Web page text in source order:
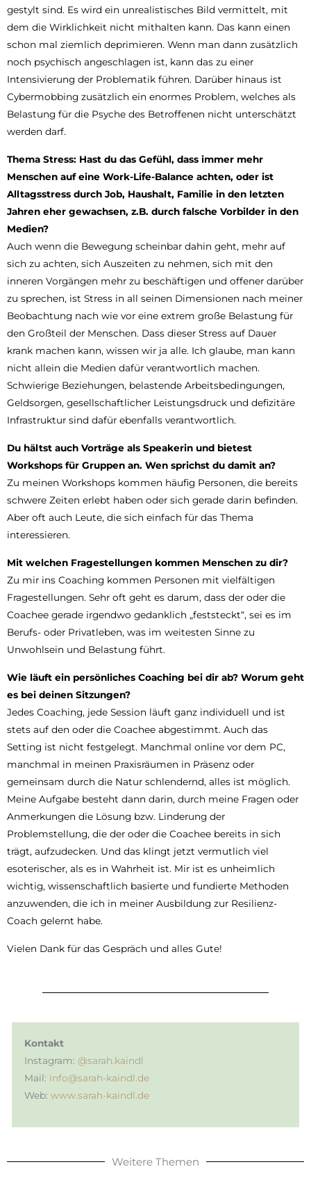
gestylt sind. Es wird ein unrealistisches Bild vermittelt, mit
dem die Wirklichkeit nicht mithalten kann. Das kann einen
schon mal ziemlich deprimieren. Wenn man dann zusätzlich
noch psychisch angeschlagen ist, kann das zu einer
Intensivierung der Problematik führen. Darüber hinaus ist
Cybermobbing zusätzlich ein enormes Problem, welches als
Belastung für die Psyche des Betroffenen nicht unterschätzt
werden darf.
Thema Stress: Hast du das Gefühl, dass immer mehr
Menschen auf eine Work-Life-Balance achten, oder ist
Alltagsstress durch Job, Haushalt, Familie in den letzten
Jahren eher gewachsen, z.B. durch falsche Vorbilder in den
Medien?
Auch wenn die Bewegung scheinbar dahin geht, mehr auf
sich zu achten, sich Auszeiten zu nehmen, sich mit den
inneren Vorgängen mehr zu beschäftigen und offener darüber
zu sprechen, ist Stress in all seinen Dimensionen nach meiner
Beobachtung nach wie vor eine extrem große Belastung für
den Großteil der Menschen. Dass dieser Stress auf Dauer
krank machen kann, wissen wir ja alle. Ich glaube, man kann
nicht allein die Medien dafür verantwortlich machen.
Schwierige Beziehungen, belastende Arbeitsbedingungen,
Geldsorgen, gesellschaftlicher Leistungsdruck und defizitäre
Infrastruktur sind dafür ebenfalls verantwortlich.
Du hältst auch Vorträge als Speakerin und bietest
Workshops für Gruppen an. Wen sprichst du damit an?
Zu meinen Workshops kommen häufig Personen, die bereits
schwere Zeiten erlebt haben oder sich gerade darin befinden.
Aber oft auch Leute, die sich einfach für das Thema
interessieren.
Mit welchen Fragestellungen kommen Menschen zu dir?
Zu mir ins Coaching kommen Personen mit vielfältigen
Fragestellungen. Sehr oft geht es darum, dass der oder die
Coachee gerade irgendwo gedanklich „feststeckt“, sei es im
Berufs- oder Privatleben, was im weitesten Sinne zu
Unwohlsein und Belastung führt.
Wie läuft ein persönliches Coaching bei dir ab? Worum geht
es bei deinen Sitzungen?
Jedes Coaching, jede Session läuft ganz individuell und ist
stets auf den oder die Coachee abgestimmt. Auch das
Setting ist nicht festgelegt. Manchmal online vor dem PC,
manchmal in meinen Praxisräumen in Präsenz oder
gemeinsam durch die Natur schlendernd, alles ist möglich.
Meine Aufgabe besteht dann darin, durch meine Fragen oder
Anmerkungen die Lösung bzw. Linderung der
Problemstellung, die der oder die Coachee bereits in sich
trägt, aufzudecken. Und das klingt jetzt vermutlich viel
esoterischer, als es in Wahrheit ist. Mir ist es unheimlich
wichtig, wissenschaftlich basierte und fundierte Methoden
anzuwenden, die ich in meiner Ausbildung zur Resilienz-
Coach gelernt habe.
Vielen Dank für das Gespräch und alles Gute!
Kontakt
Instagram: @sarah.kaindl
Mail: info@sarah-kaindl.de
Web: www.sarah-kaindl.de
Weitere Themen